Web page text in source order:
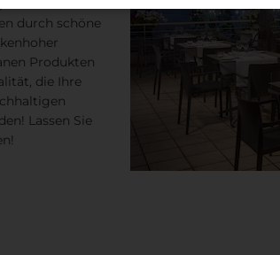
Weine.
durch schöne
Produkten
die Ihre
Lassen Sie